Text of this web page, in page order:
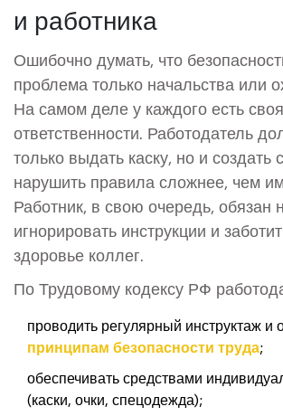
и работника
Ошибочно думать, что
проблема только начальства или
На самом деле у каждого есть
ответственности. Работодатель
только выдать каску, но и создать
нарушить правила сложнее, чем
Работник, в свою очередь, обязан
игнорировать инструкции и
здоровье коллег.
По Трудовому кодексу РФ
проводить регулярный инструктаж и
принципам безопасности труда;
обеспечивать средствами
(каски, очки, спецодежда);